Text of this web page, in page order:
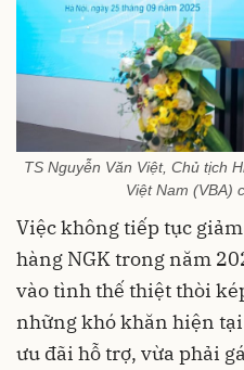
TS Nguyễn Văn Việt, Chủ tịch
Việt Nam (VBA)
Việc không tiếp tục
hàng NGK trong năm
vào tình thế thiệt thòi
những khó khăn hiện
ưu đãi hỗ trợ, vừa phải